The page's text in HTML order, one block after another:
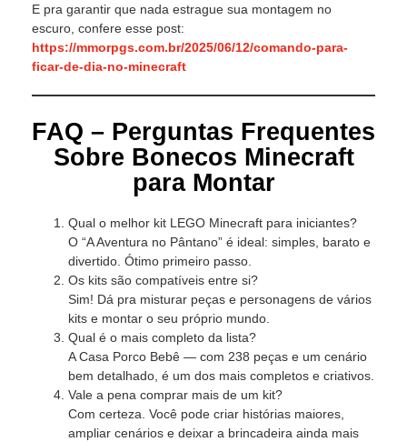
E pra garantir que nada estrague sua montagem no
escuro, confere esse post:
https://mmorpgs.com.br/2025/06/12/comando-para-
ficar-de-dia-no-minecraft
FAQ – Perguntas Frequentes
Sobre Bonecos Minecraft
para Montar
Qual o melhor kit LEGO Minecraft para iniciantes?
O “A Aventura no Pântano” é ideal: simples, barato e
divertido. Ótimo primeiro passo.
Os kits são compatíveis entre si?
Sim! Dá pra misturar peças e personagens de vários
kits e montar o seu próprio mundo.
Qual é o mais completo da lista?
A Casa Porco Bebê — com 238 peças e um cenário
bem detalhado, é um dos mais completos e criativos.
Vale a pena comprar mais de um kit?
Com certeza. Você pode criar histórias maiores,
ampliar cenários e deixar a brincadeira ainda mais